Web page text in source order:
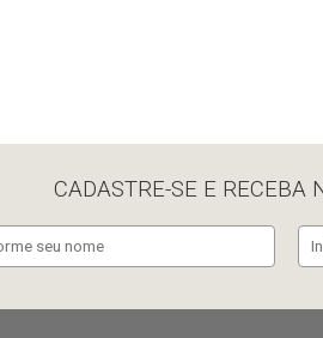
CADASTRE-SE E RECEBA